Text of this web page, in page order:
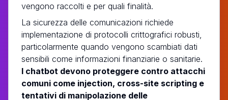
vengono raccolti e per quali finalità.
La sicurezza delle comunicazioni richiede
implementazione di protocolli crittografici robusti,
particolarmente quando vengono scambiati dati
sensibili come informazioni finanziarie o sanitarie.
I chatbot devono proteggere contro attacchi
comuni come injection, cross-site scripting e
tentativi di manipolazione delle